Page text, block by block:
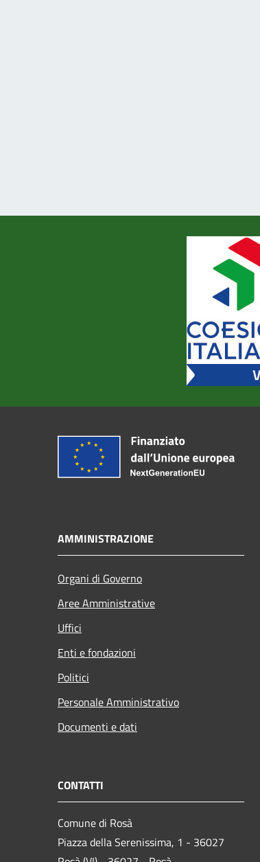
AMMINISTRAZIONE
Organi di Governo
Aree Amministrative
Uffici
Enti e fondazioni
Politici
Personale Amministrativo
Documenti e dati
CONTATTI
Comune di Rosà
Piazza della Serenissima, 1 - 36027